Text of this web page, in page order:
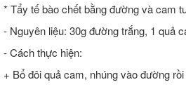
* Tẩy tế bào chết bằng đường và cam
- Nguyên liệu: 30g đường trắng, 1 quả
- Cách thực hiện:
+ Bổ đôi quả cam, nhúng vào đường